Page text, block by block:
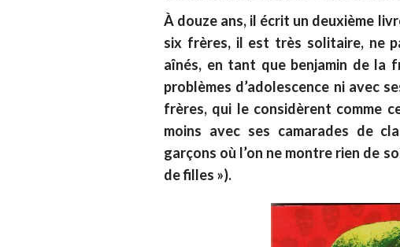
À douze ans, il écrit un deuxième
six frères, il est très solitaire, ne
aînés, en tant que benjamin de la
problèmes d’adolescence ni avec
frères, qui le considèrent comme
moins avec ses camarades de
garçons où l’on ne montre rien de
de filles »).